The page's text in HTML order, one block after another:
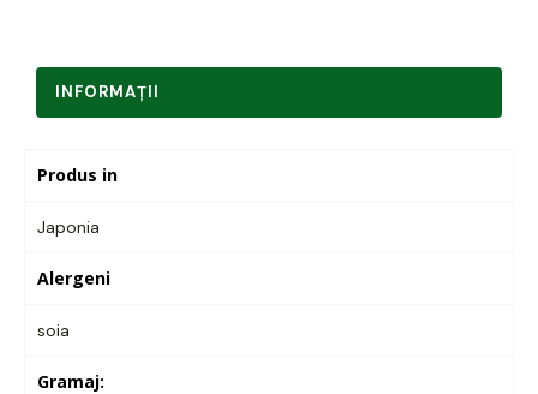
INFORMAŢII
Produs in
Japonia
Alergeni
soia
Gramaj: